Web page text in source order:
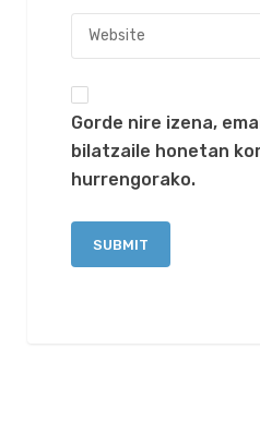
Gorde nire izena,
bilatzaile honetan
hurrengorako.